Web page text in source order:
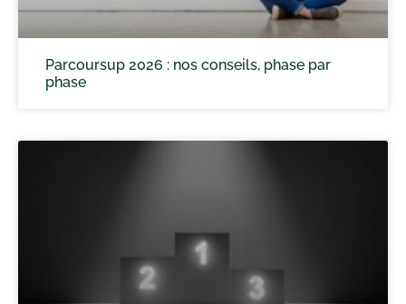
Parcoursup 2026 : nos conseils, phase par
phase